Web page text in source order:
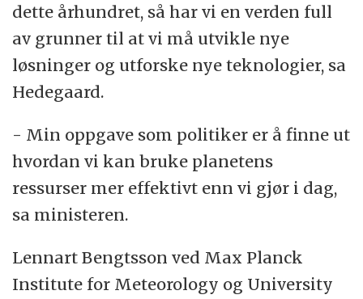
dette århundret, så har vi en verden full
av grunner til at vi må utvikle nye
løsninger og utforske nye teknologier, sa
Hedegaard.
- Min oppgave som politiker er å finne ut
hvordan vi kan bruke planetens
ressurser mer effektivt enn vi gjør i dag,
sa ministeren.
Lennart Bengtsson ved Max Planck
Institute for Meteorology og University